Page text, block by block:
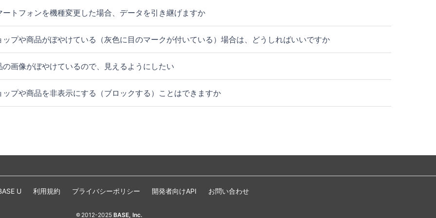
ートフォンを機種変更した場合、データを引き継げますか
ップや商品がぼやけている（灰色に目のマークが付いている）場合は、どうしればいいですか
の画像がぼやけているので、見えるようにしたい
ップや商品を非表示にする（ブロックする）ことはできますか
U 利用規約 プライバシーポリシー 開発者向けAPI お問い合わせ
© 2012-2025 BASE, Inc.